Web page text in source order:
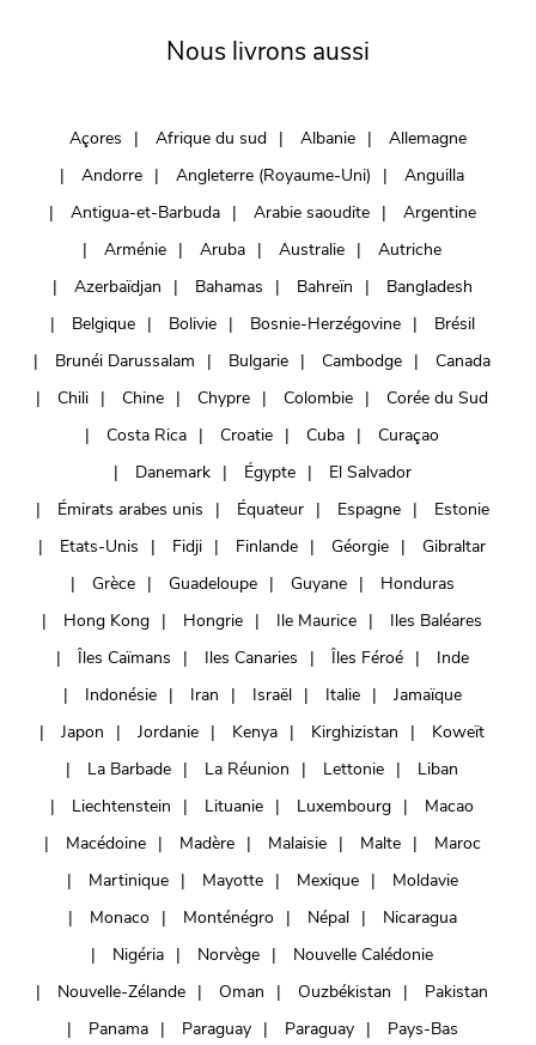
Nous livrons aussi
Açores Afrique du sud Albanie
Allemagne
Andorre
Angleterre (Royaume-Uni)
Anguilla
Antigua-et-Barbuda
Arabie saoudite
Argentine
Arménie
Aruba Australie
Autriche
Azerbaïdjan
Bahamas Bahreïn
Bangladesh
Belgique
Bolivie Bosnie-Herzégovine
Brésil
Brunéi Darussalam
Bulgarie Cambodge
Canada
Chili
Chine Chypre Colombie
Corée du Sud
Costa Rica
Croatie Cuba
Curaçao
Danemark
Égypte
El Salvador
Émirats arabes unis
Équateur Espagne
Estonie
Etats-Unis
Fidji Finlande Géorgie
Gibraltar
Grèce
Guadeloupe Guyane
Honduras
Hong Kong
Hongrie Ile Maurice
Iles Baléares
Îles Caïmans
Iles Canaries Îles Féroé
Inde
Indonésie
Iran Israël Italie
Jamaïque
Japon
Jordanie Kenya Kirghizistan
Koweït
La Barbade
La Réunion Lettonie
Liban
Liechtenstein
Lituanie Luxembourg
Macao
Macédoine
Madère Malaisie Malte
Maroc
Martinique
Mayotte Mexique
Moldavie
Monaco
Monténégro Népal
Nicaragua
Nigéria
Norvège
Nouvelle Calédonie
Nouvelle-Zélande
Oman Ouzbékistan
Pakistan
Panama
Paraguay Paraguay
Pays-Bas